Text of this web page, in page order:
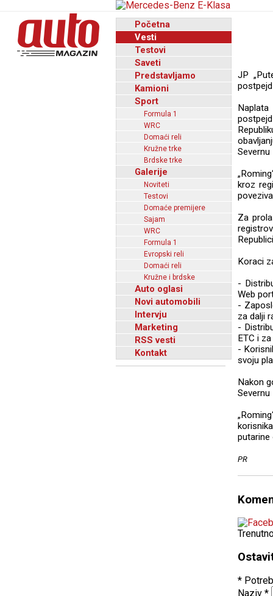
Početna
Vesti
Testovi
Saveti
Predstavljamo
Kamioni
Sport
Formula 1
WRC
Domaći reli
Kružne trke
Brdske trke
Galerije
Noviteti
Testovi
Domaće premijere
Sajam
WRC
Formula 1
Evropski reli
Domaći reli
Kružne i brdske
Auto oglasi
Novi automobili
Intervju
Marketing
RSS vesti
Kontakt
JP
kroz
Za
Koraci
-
Web
-
za dalji
-
ETC i
-
svoju
Nakon
Severnu
putarine
PR
*
Naziv *